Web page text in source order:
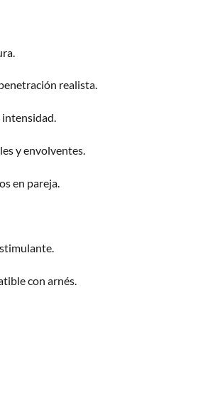
realista.
y envolventes.
en pareja.
con arnés.